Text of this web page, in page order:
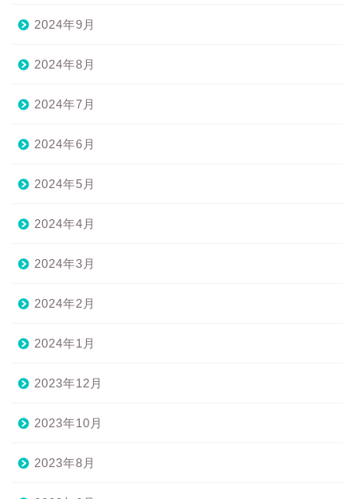
2024年9月
2024年8月
2024年7月
2024年6月
2024年5月
2024年4月
2024年3月
2024年2月
2024年1月
2023年12月
2023年10月
2023年8月